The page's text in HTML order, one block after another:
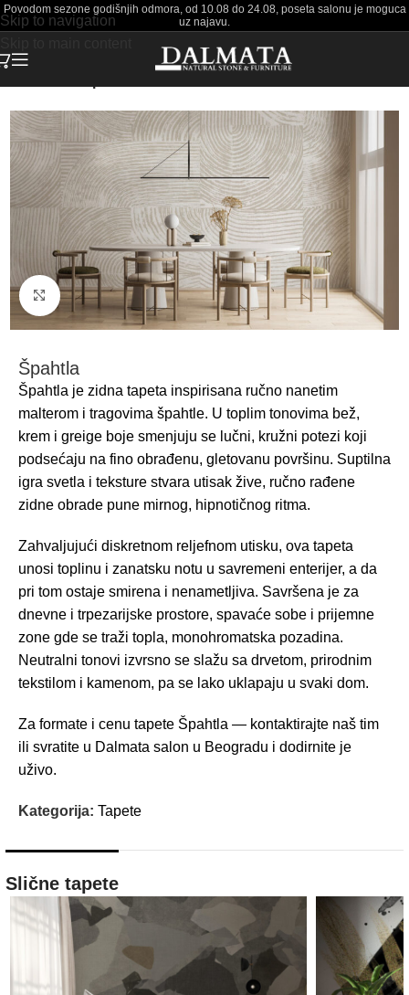
Skip to navigation
Povodom sezone godišnjih odmora, od 10.08 do 24.08, poseta salonu je moguca
uz najavu.
Click to enlarge
Špahtla
Špahtla je zidna tapeta inspirisana ručno nanetim
malterom i tragovima špahtle. U toplim tonovima bež,
krem i greige boje smenjuju se lučni, kružni potezi koji
podsećaju na fino obrađenu, gletovanu površinu. Suptilna
igra svetla i teksture stvara utisak žive, ručno rađene
zidne obrade pune mirnog, hipnotičnog ritma.
Zahvaljujući diskretnom reljefnom utisku, ova tapeta
unosi toplinu i zanatsku notu u savremeni enterijer, a da
pri tom ostaje smirena i nenametljiva. Savršena je za
dnevne i trpezarijske prostore, spavaće sobe i prijemne
zone gde se traži topla, monohromatska pozadina.
Neutralni tonovi izvrsno se slažu sa drvetom, prirodnim
tekstilom i kamenom, pa se lako uklapaju u svaki dom.
Za formate i cenu tapete Špahtla — kontaktirajte naš tim
ili svratite u Dalmata salon u Beogradu i dodirnite je
uživo.
Kategorija: Tapete
Slične tapete